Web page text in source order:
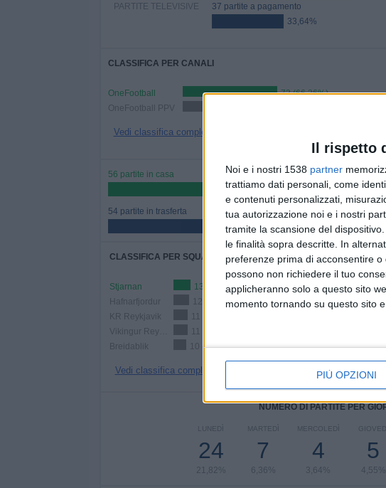
Il rispetto
Noi e i nostri 1538 partner
trattiamo dati personali, come
e contenuti personalizzati,
tua autorizzazione noi e i nostri
tramite la scansione del
le finalità sopra descritte. In
preferenze prima di acconsentire o
possono non richiedere il tuo
applicheranno solo a questo sito
momento tornando su questo sito
PIÙ OPZIONI
PARTITE TELEVISIVE
37 partite a pagamento
33,64%
CLASSIFICA PER CANALI
OneFootball
73 (66,36%)
OneFootball PPV
Vedi classifica completa
56 partite in casa
50,91%
54 partite in trasferta
49,09%
CLASSIFICA PER SQUADRE
Stjarnan
13 (11,82%)
Hafnarfjordur
12 (10,91%)
KR Reykjavik
Breidablik
10 (9,09%)
Vedi classifica completa
NUMERO DI PARTITE PER
LUNEDÌ
24
21,82%
MARTEDÌ
7
6,36%
MERCOLEDÌ
4
3,64%
5
4,55%